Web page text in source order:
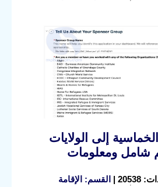
إلى الولايات
شامل ومعلومات
| القسم: الإقامة